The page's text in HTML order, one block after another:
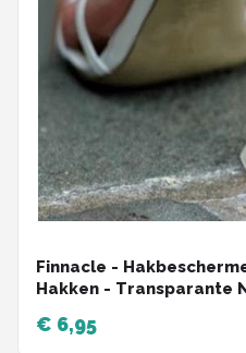
Finnacle -
Hakken - Transparante
€ 6,95